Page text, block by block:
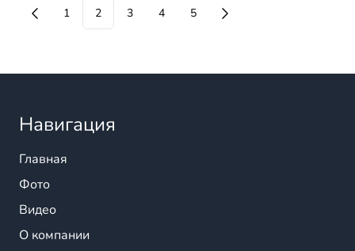
1 2 3 4 5
Навигация
Главная
Фото
Видео
О компании